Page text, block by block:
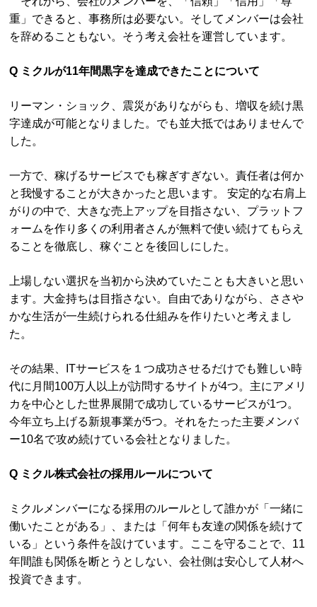
重」できると、事務所は必要ない。そしてメンバーは会社
を辞めることもない。そう考え会社を運営しています。
Q ミクルが11年間黒字を達成できたことについて
リーマン・ショック、震災がありながらも、増収を続け黒
字達成が可能となりました。でも並大抵ではありませんで
した。
一方で、稼げるサービスでも稼ぎすぎない。責任者は何か
と我慢することが大きかったと思います。 安定的な右肩上
がりの中で、大きな売上アップを目指さない、プラットフ
ォームを作り多くの利用者さんが無料で使い続けてもらえ
ることを徹底し、稼ぐことを後回しにした。
上場しない選択を当初から決めていたことも大きいと思い
ます。大金持ちは目指さない。自由でありながら、ささや
かな生活が一生続けられる仕組みを作りたいと考えまし
た。
その結果、ITサービスを１つ成功させるだけでも難しい時
代に月間100万人以上が訪問するサイトが4つ。主にアメリ
カを中心とした世界展開で成功しているサービスが1つ。
今年立ち上げる新規事業が5つ。それをたった主要メンバ
ー10名で攻め続けている会社となりました。
Q ミクル株式会社の採用ルールについて
ミクルメンバーになる採用のルールとして誰かが「一緒に
働いたことがある」、または「何年も友達の関係を続けて
いる」という条件を設けています。ここを守ることで、11
年間誰も関係を断とうとしない、会社側は安心して人材へ
投資できます。